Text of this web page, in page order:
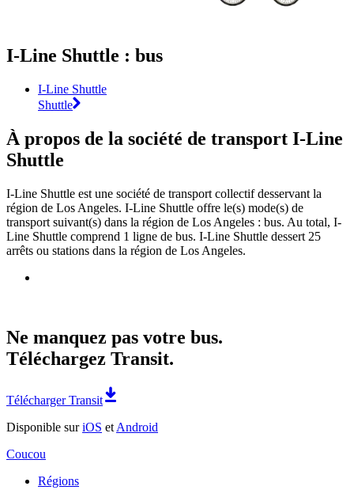
I-Line Shuttle : bus
I-Line Shuttle
Shuttle
À propos de la société de transport I-Line
Shuttle
I-Line Shuttle est une société de transport collectif desservant la
région de Los Angeles. I-Line Shuttle offre le(s) mode(s) de
transport suivant(s) dans la région de Los Angeles : bus. Au total, I-
Line Shuttle comprend 1 ligne de bus. I-Line Shuttle dessert 25
arrêts ou stations dans la région de Los Angeles.
Ne manquez pas votre bus.
Téléchargez Transit.
Télécharger Transit
Disponible suriOS et Android
Coucou
Régions